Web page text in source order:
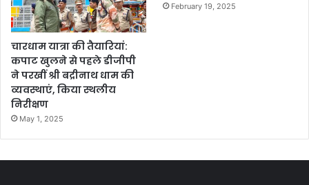
चारधाम यात्रा की तैयारियां:
कपाट खुलने से पहले डीजीपी
ने परखीं श्री बद्रीनाथ धाम की
व्यवस्थाएं, किया स्थलीय
निरीक्षण
May 1, 2025
February 19, 2025